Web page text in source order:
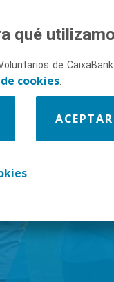
qué
de
cookies.
ACEPTAR